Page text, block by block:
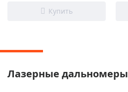
Лазерные дальномеры